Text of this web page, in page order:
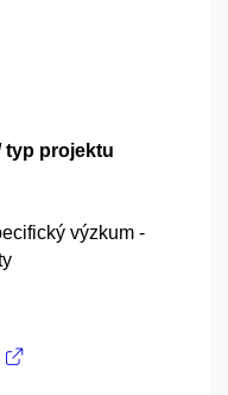
typ projektu
výzkum -